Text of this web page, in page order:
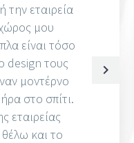
την εταιρεία
μου
είναι τόσο
design τους
μοντέρνο
στο σπίτι.
εταιρείας
και το